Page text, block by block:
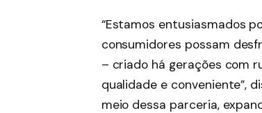
“Estamos entusiasmados
consumidores possam
– criado há gerações com
qualidade e conveniente”,
meio dessa parceria,